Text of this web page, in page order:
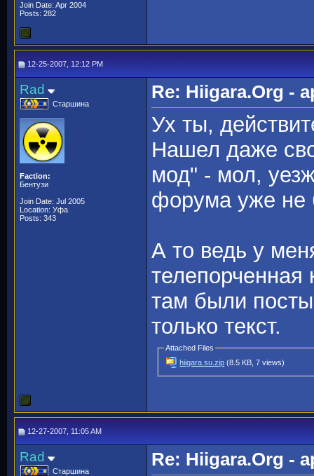
Join Date: Apr 2004
Posts: 282
12-25-2007, 12:12 PM
Rad
Старшина
Faction:
Бентузи
Join Date: Jul 2005
Location: Уфа
Posts: 343
Re: Hiigara.Org -
Ух ты,
Нашел даже
мод" - мол,
форума уже
А то ведь у
телепорченная
там были
только текст.
Attached Files
hiigara.su.zip (8.5 KB, 7 views)
12-27-2007, 11:05 AM
Rad
Старшина
Re: Hiigara.Org -